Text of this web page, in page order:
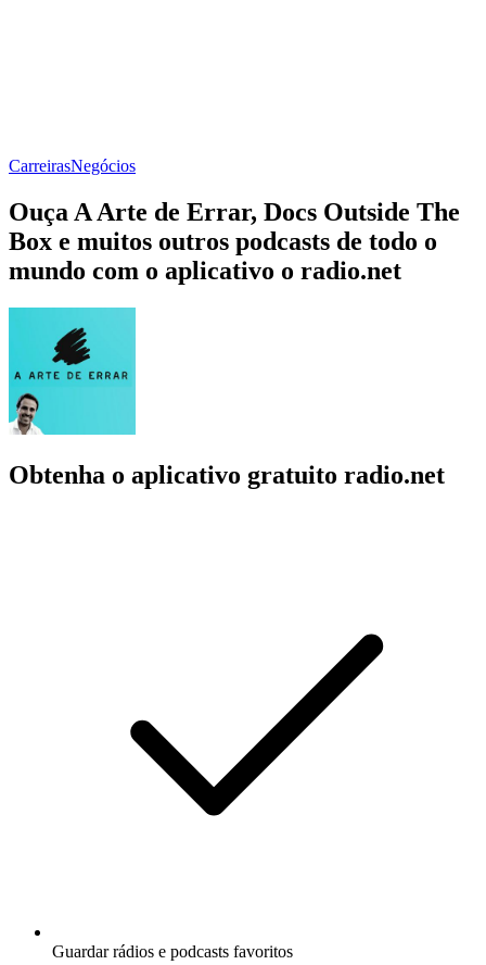
CarreirasNegócios
Ouça A Arte de Errar, Docs Outside The
Box e muitos outros podcasts de todo o
mundo com o aplicativo o radio.net
Obtenha o aplicativo gratuito radio.net
Guardar rádios e podcasts favoritos